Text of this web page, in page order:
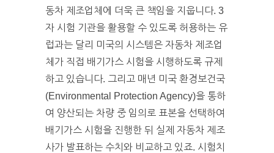
동차 제조업체에 더욱 큰 책임을 지웁니다. 3
자 시험 기관을 활용할 수 있도록 허용하는 유
럽과는 달리 미국의 시스템은 자동차 제조업
체가 직접 배기가스 시험을 시행하도록 규제
하고 있습니다. 그리고 매년 미국 환경보건국
(Environmental Protection Agency)을 통하
여 양산되는 차량 중 임의로 표본을 선택하여
배기가스 시험을 진행한 뒤 실제 자동차 제조
사가 발표하는 수치와 비교하고 있죠. 시험치